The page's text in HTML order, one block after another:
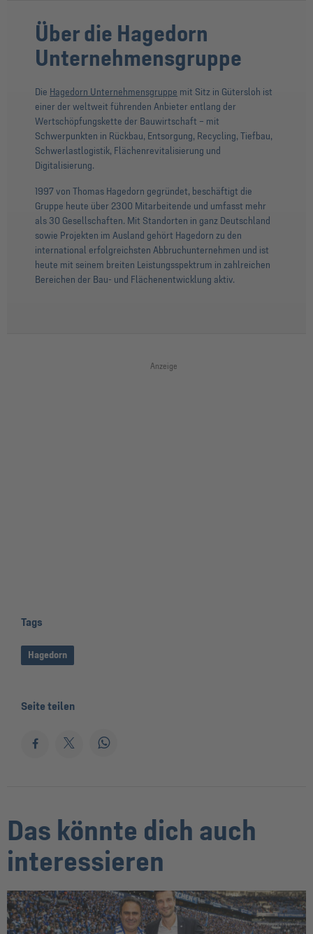
Über die Hagedorn
Unternehmensgruppe
Die Hagedorn Unternehmensgruppe mit Sitz in Gütersloh ist
einer der weltweit führenden Anbieter entlang der
Wertschöpfungskette der Bauwirtschaft – mit
Schwerpunkten in Rückbau, Entsorgung, Recycling, Tiefbau,
Schwerlastlogistik, Flächenrevitalisierung und
Digitalisierung.
1997 von Thomas Hagedorn gegründet, beschäftigt die
Gruppe heute über 2300 Mitarbeitende und umfasst mehr
als 30 Gesellschaften. Mit Standorten in ganz Deutschland
sowie Projekten im Ausland gehört Hagedorn zu den
international erfolgreichsten Abbruchunternehmen und ist
heute mit seinem breiten Leistungsspektrum in zahlreichen
Bereichen der Bau- und Flächenentwicklung aktiv.
Anzeige
Tags
Hagedorn
Seite teilen
Das könnte dich auch
interessieren